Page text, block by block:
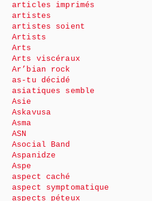
articles imprimés
artistes
artistes soient
Artists
Arts
Arts viscéraux
Ar’bian rock
as-tu décidé
asiatiques semble
Asie
Askavusa
Asma
ASN
Asocial Band
Aspanidze
Aspe
aspect caché
aspect symptomatique
aspects péteux